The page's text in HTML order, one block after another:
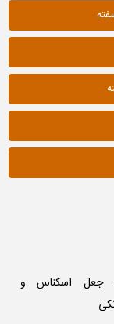
جعل اسکناس و